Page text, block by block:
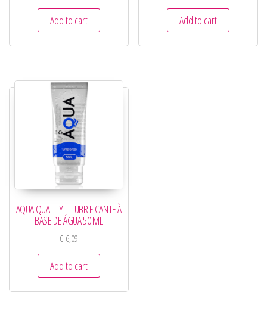
Add to cart Add to cart
AQUA QUALITY – LUBRIFICANTE À
BASE DE ÁGUA 50 ML
€6,09
Add to cart